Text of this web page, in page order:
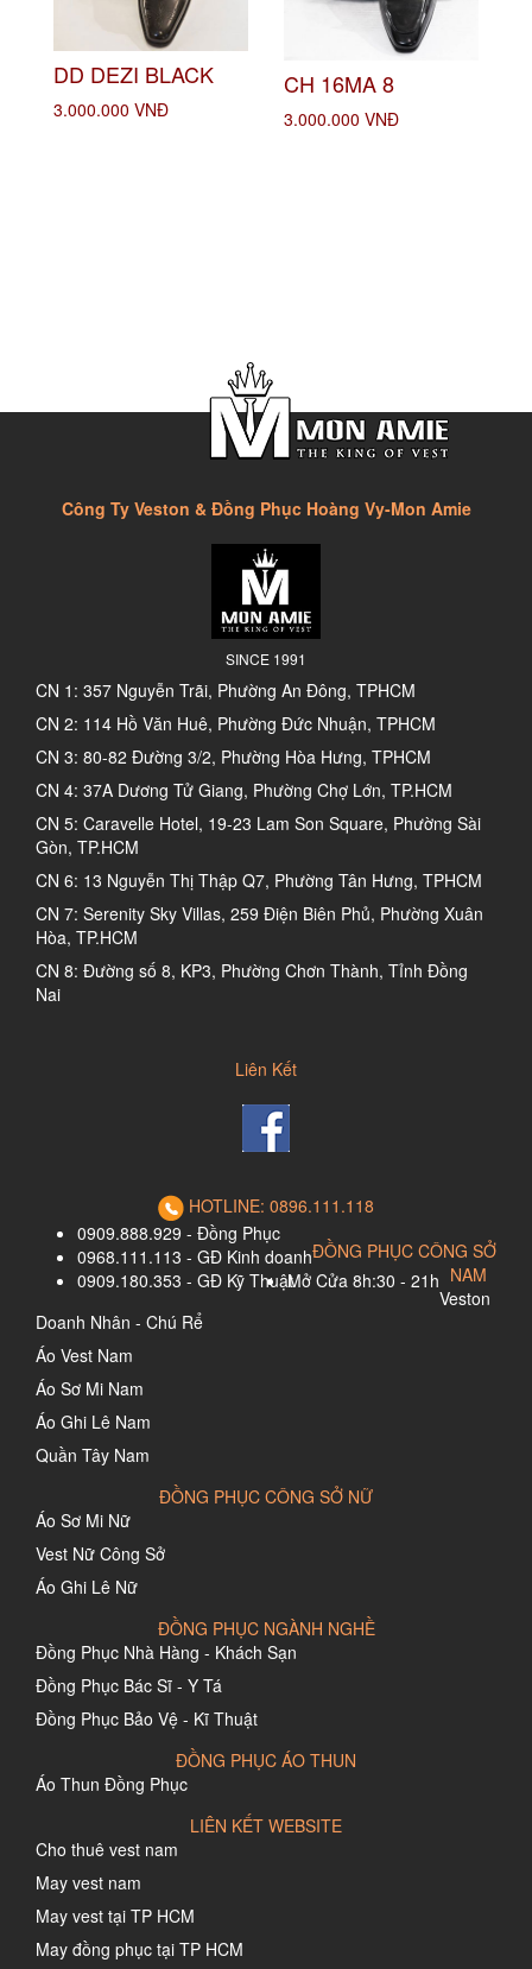
DD DEZI BLACK
3.000.000 VNĐ
CH 16MA 8
3.000.000 VNĐ
Công Ty Veston & Đồng Phục Hoàng Vy-Mon Amie
SINCE 1991
CN 1: 357 Nguyễn Trãi, Phường An Đông, TPHCM
CN 2: 114 Hồ Văn Huê, Phường Đức Nhuận, TPHCM
CN 3: 80-82 Đường 3/2, Phường Hòa Hưng, TPHCM
CN 4: 37A Dương Tử Giang, Phường Chợ Lớn, TP.HCM
CN 5: Caravelle Hotel, 19-23 Lam Son Square, Phường Sài
Gòn, TP.HCM
CN 6: 13 Nguyễn Thị Thập Q7, Phường Tân Hưng, TPHCM
CN 7: Serenity Sky Villas, 259 Điện Biên Phủ, Phường Xuân
Hòa, TP.HCM
CN 8: Đường số 8, KP3, Phường Chơn Thành, Tỉnh Đồng
Nai
Liên Kết
HOTLINE: 0896.111.118
0909.888.929 - Đồng Phục
0968.111.113 - GĐ Kinh doanh
0909.180.353 - GĐ Kỹ ThuậtMở Cửa 8h:30 - 21h
ĐỒNG PHỤC CÔNG SỞ
NAM
Veston
Doanh Nhân - Chú Rể
Áo Vest Nam
Áo Sơ Mi Nam
Áo Ghi Lê Nam
Quần Tây Nam
ĐỒNG PHỤC CÔNG SỞ NỮ
Áo Sơ Mi Nữ
Vest Nữ Công Sở
Áo Ghi Lê Nữ
ĐỒNG PHỤC NGÀNH NGHỀ
Đồng Phục Nhà Hàng - Khách Sạn
Đồng Phục Bác Sĩ - Y Tá
Đồng Phục Bảo Vệ - Kĩ Thuật
ĐỒNG PHỤC ÁO THUN
Áo Thun Đồng Phục
LIÊN KẾT WEBSITE
Cho thuê vest nam
May vest nam
May vest tại TP HCM
May đồng phục tại TP HCM